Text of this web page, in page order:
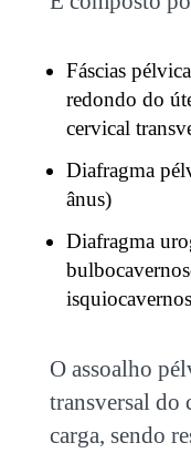
Fáscias
redondo do
cervical
Diafragma
ânus)
Diafragma
O assoalho
transversal do
carga, sendo